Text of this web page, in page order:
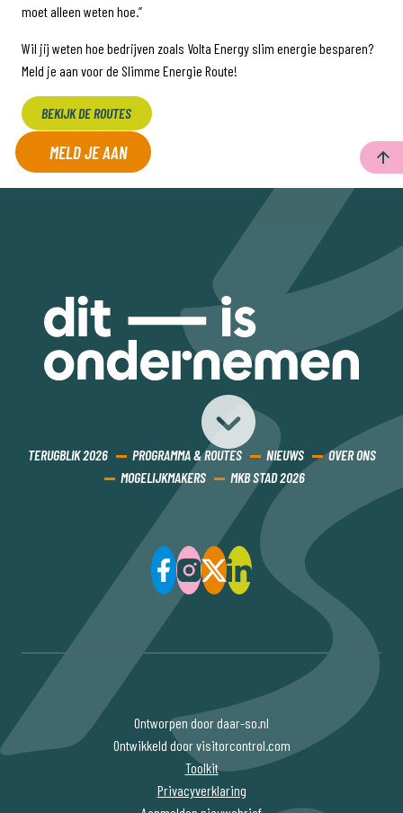
moet alleen weten hoe.”
Wil jij weten hoe bedrijven zoals Volta Energy slim energie besparen?
Meld je aan voor de Slimme Energie Route!
BEKIJK DE ROUTES
MELD JE AAN
TERUGBLIK 2026 PROGRAMMA & ROUTES NIEUWS
OVER ONS
MOGELIJKMAKERS
MKB STAD 2026
Ontworpen door daar-so.nl
Ontwikkeld door visitorcontrol.com
Toolkit
Privacyverklaring